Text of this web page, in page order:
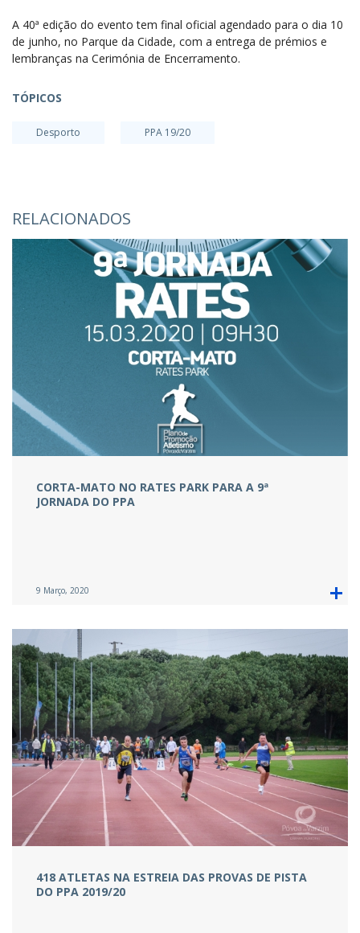
A 40ª edição do evento tem final oficial agendado para o dia 10
de junho, no Parque da Cidade, com a entrega de prémios e
lembranças na Cerimónia de Encerramento.
TÓPICOS
Desporto PPA 19/20
RELACIONADOS
CORTA-MATO NO RATES PARK PARA A 9ª
JORNADA DO PPA
9 Março, 2020
418 ATLETAS NA ESTREIA DAS PROVAS DE PISTA
DO PPA 2019/20